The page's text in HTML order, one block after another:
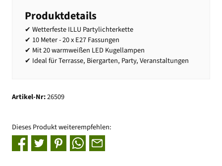
Produktdetails
✔ Wetterfeste ILLU Partylichterkette
✔ 10 Meter - 20 x E27 Fassungen
✔ Mit 20 warmweißen LED Kugellampen
✔ Ideal für Terrasse, Biergarten, Party, Veranstaltungen
Artikel-Nr:26509
Dieses Produkt weiterempfehlen: